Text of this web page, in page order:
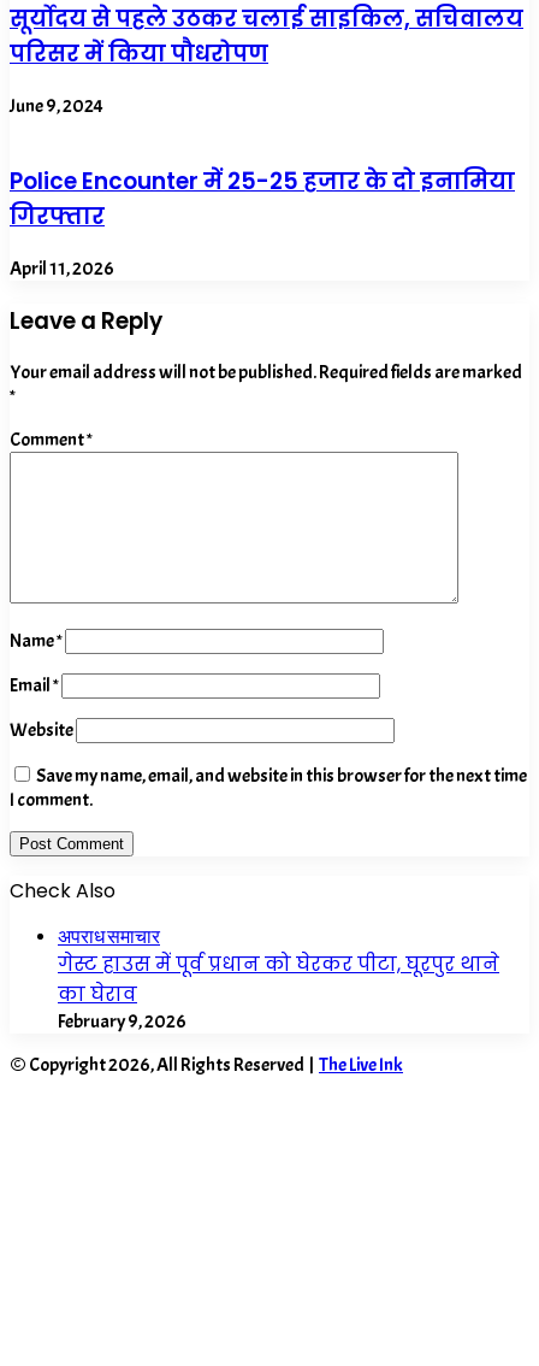
सूर्योदय से पहले उठकर चलाई साइकिल, सचिवालय
परिसर में किया पौधरोपण
June 9, 2024
Police Encounter में 25-25 हजार के दो इनामिया
गिरफ्तार
April 11, 2026
Leave a Reply
Your email address will not be published.Required fields are marked
*
Comment*
Name*
Email*
Website
Save my name, email, and website in this browser for the next time
I comment.
Check Also
अपराध समाचार
गेस्ट हाउस में पूर्व प्रधान को घेरकर पीटा, घूरपुर थाने
का घेराव
February 9, 2026
© Copyright 2026, All Rights Reserved | The Live Ink